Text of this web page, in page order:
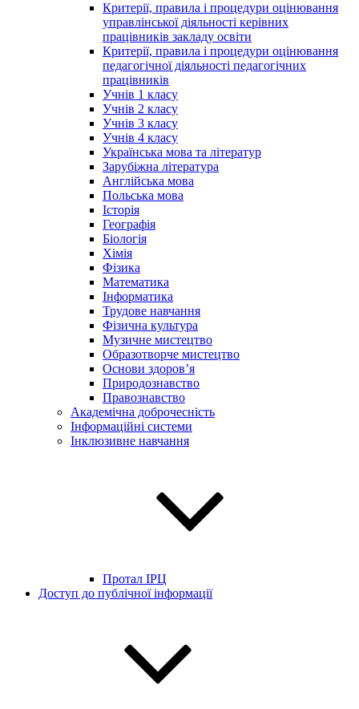
Критерії, правила і процедури оцінювання
управлінської діяльності керівних
працівників закладу освіти
Критерії, правила і процедури оцінювання
педагогічної діяльності педагогічних
працівників
Учнів 1 класу
Учнів 2 класу
Учнів 3 класу
Учнів 4 класу
Українська мова та літератур
Зарубіжна література
Англійська мова
Польська мова
Історія
Географія
Біологія
Хімія
Фізика
Математика
Інформатика
Трудове навчання
Фізична культура
Музичне мистецтво
Образотворче мистецтво
Основи здоров’я
Природознавство
Правознавство
Академічна доброчесність
Інформаційні системи
Інклюзивне навчання
Протал ІРЦ
Доступ до публічної інформації